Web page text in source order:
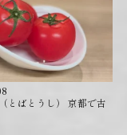
とばとうし） 京都で古